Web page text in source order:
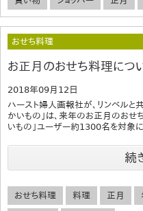
おせち料理
お正月のおせち料理につ
2018年09月12日
ハースト婦人画報社が、リンベル
かいもの」は、来年のお正月のおせ
いもの」ユーザー約1300名を対象
続
おせち料理 料理 正月